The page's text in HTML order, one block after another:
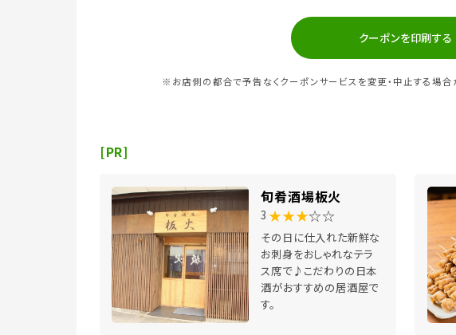
クーポンを印刷する
※お店側の都合で予告なくクーポンサービスを変更・中止する場合
[PR]
旬肴酒場板火
3 ★★★☆☆
その日に仕入れた新鮮な
お刺身をおしゃれなテラ
ス席で♪こだわりの日本
酒がおすすめの居酒屋で
す。